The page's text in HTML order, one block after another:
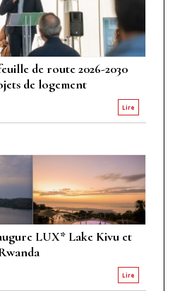
de route 2026-2030
de logement
Lire
LUX* Lake Kivu et
Lire